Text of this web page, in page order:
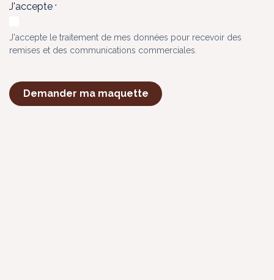
J'accepte *
J'accepte le traitement de mes données pour recevoir des
remises et des communications commerciales.
Demander ma maquette